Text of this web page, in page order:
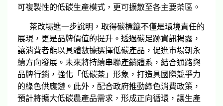
可複製性的低碳生產模式，更可擴散至各主要茶區。
茶改場進一步說明，取得碳標籤不僅是環境責任的
展現，更是品牌價值的提升。透過碳足跡資訊揭露，
讓消費者能以具體數據選擇低碳產品，促進市場朝永
續方向發展。未來將持續串聯產銷體系，結合通路與
品牌行銷，強化「低碳茶」形象，打造具國際競爭力
的綠色供應鏈。此外，配合政府推動綠色消費政策，
預計將擴大低碳農產品需求，形成正向循環，讓生產